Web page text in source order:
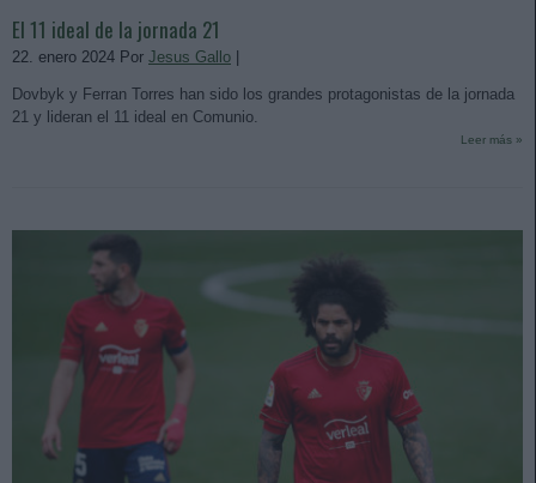
El 11 ideal de la jornada 21
22. enero 2024 Por Jesus Gallo
Dovbyk y Ferran Torres han sido los grandes protagonistas de la jornada
21 y lideran el 11 ideal en Comunio.
Leer más »